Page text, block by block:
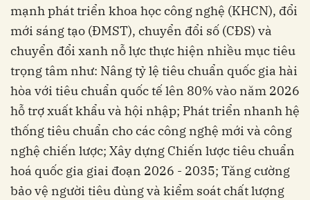
mạnh phát triển khoa học công nghệ (KHCN), đổi
mới sáng tạo (ĐMST), chuyển đổi số (CĐS) và
chuyển đổi xanh nỗ lực thực hiện nhiều mục tiêu
trọng tâm như: Nâng tỷ lệ tiêu chuẩn quốc gia hài
hòa với tiêu chuẩn quốc tế lên 80% vào năm 2026
hỗ trợ xuất khẩu và hội nhập; Phát triển nhanh hệ
thống tiêu chuẩn cho các công nghệ mới và công
nghệ chiến lược; Xây dựng Chiến lược tiêu chuẩn
hoá quốc gia giai đoạn 2026 - 2035; Tăng cường
bảo vệ người tiêu dùng và kiểm soát chất lượng